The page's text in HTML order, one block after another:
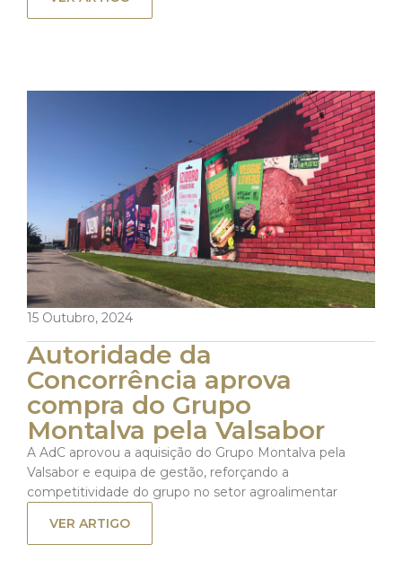
15 Outubro, 2024
Autoridade da
Concorrência aprova
compra do Grupo
Montalva pela Valsabor
A AdC aprovou a aquisição do Grupo Montalva pela
Valsabor e equipa de gestão, reforçando a
competitividade do grupo no setor agroalimentar
VER ARTIGO